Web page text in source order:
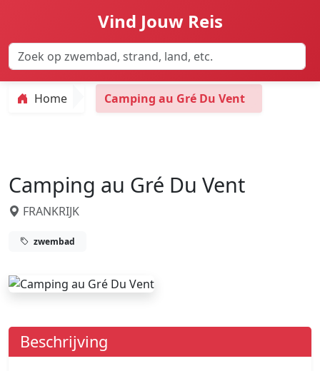
Vind Jouw Reis
Home Camping au Gré Du Vent
Camping au Gré Du Vent
FRANKRIJK
zwembad
Beschrijving